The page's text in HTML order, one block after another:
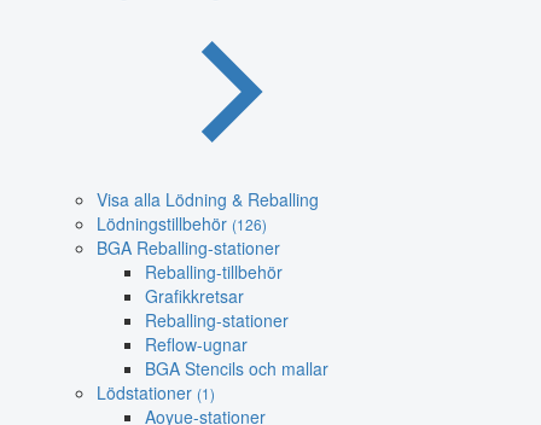
Visa alla Lödning & Reballing
Lödningstillbehör (126)
BGA Reballing-stationer
Reballing-tillbehör
Grafikkretsar
Reballing-stationer
Reflow-ugnar
BGA Stencils och mallar
Lödstationer (1)
Aoyue-stationer